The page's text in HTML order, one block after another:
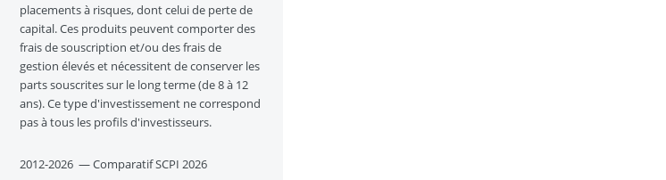
placements à risques, dont celui de perte de
capital. Ces produits peuvent comporter des
frais de souscription et/ou des frais de
gestion élevés et nécessitent de conserver les
parts souscrites sur le long terme (de 8 à 12
ans). Ce type d'investissement ne correspond
pas à tous les profils d'investisseurs.
2012-2026 — Comparatif SCPI 2026